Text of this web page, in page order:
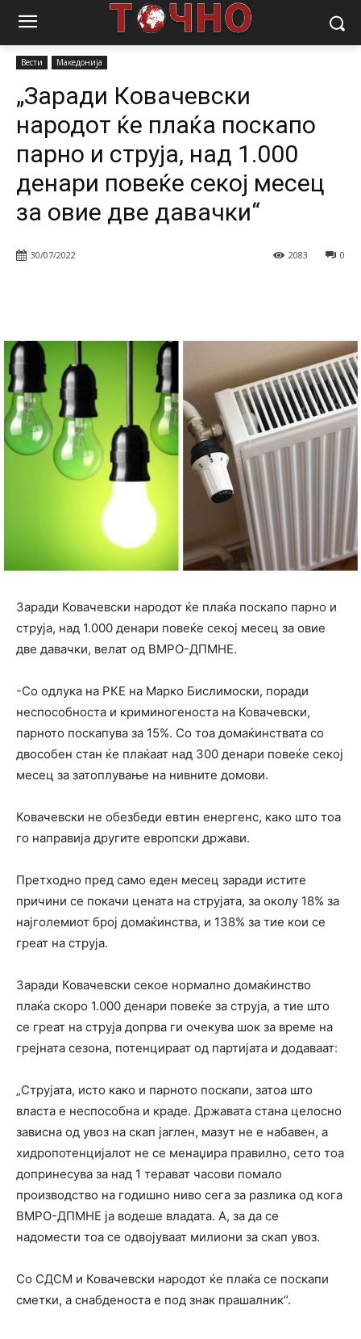
Почетна
„Заради Ковачевски народот ќе плаќа поскапо
Вести Македонија
„Заради Ковачевски
народот ќе плаќа поскапо
парно и струја, над 1.000
денари повеќе секој месец
за овие две давачки“
30/07/2022 0
2083
Заради Ковачевски народот ќе плаќа поскапо парно и
струја, над 1.000 денари повеќе секој месец за овие
две давачки, велат од ВМРО-ДПМНЕ.
-Со одлука на РКЕ на Марко Бислимоски, поради
неспособноста и криминогеноста на Ковачевски,
парното поскапува за 15%. Со тоа домаќинствата со
двособен стан ќе плаќаат над 300 денари повеќе секој
месец за затоплување на нивните домови.
Ковачевски не обезбеди евтин енергенс, како што тоа
го направија другите европски држави.
Претходно пред само еден месец заради истите
причини се покачи цената на струјата, за околу 18% за
најголемиот број домаќинства, и 138% за тие кои се
греат на струја.
Заради Ковачевски секое нормално домаќинство
плаќа скоро 1.000 денари повеќе за струја, а тие што
се греат на струја допрва ги очекува шок за време на
грејната сезона, потенцираат од партијата и додаваат:
„Струјата, исто како и парното поскапи, затоа што
власта е неспособна и краде. Државата стана целосно
зависна од увоз на скап јаглен, мазут не е набавен, а
хидропотенцијалот не се менаџира правилно, сето тоа
допринесува за над 1 терават часови помало
производство на годишно ниво сега за разлика од кога
ВМРО-ДПМНЕ ја водеше владата. А, за да се
надомести тоа се одвојуваат милиони за скап увоз.
Со СДСМ и Ковачевски народот ќе плаќа се поскапи
сметки, а снабденоста е под знак прашалник“.